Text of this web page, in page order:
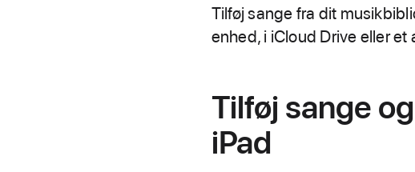
Tilføj sange fra dit
enhed, i iCloud Drive eller et
Tilføj sange
iPad